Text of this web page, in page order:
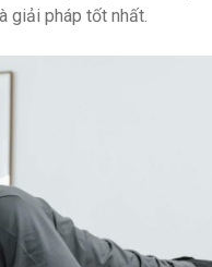
giải pháp tốt nhất.